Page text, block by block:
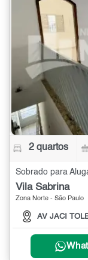
2 quartos
Sobrado para
Vila Sabrina
Zona Norte - São Paulo
AV JACI